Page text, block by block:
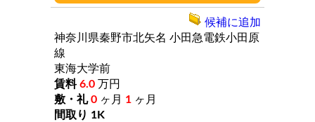
神奈川県秦野市北矢名 小田急電鉄小田原
線
東海大学前
6.0 万円
0 ヶ月 1 ヶ月
1K
候補に追加